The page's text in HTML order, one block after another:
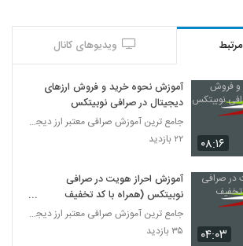
ویدیوهای کانال
۰۸:۱۶
آموزش نحوه خرید و فروش ارزهای
دیجیتال در صرافی نوبیتکس
جامع ترین آموزش صرافی معتبر ارز دیجیتال نوبیتکس
۲۲ بازدید
۰۴:۰۳
آموزش احراز هویت در صرافی
نوبیتکس (همراه با کد تخفیف
90082)
جامع ترین آموزش صرافی معتبر ارز دیجیتال نوبیتکس
۳۵ بازدید